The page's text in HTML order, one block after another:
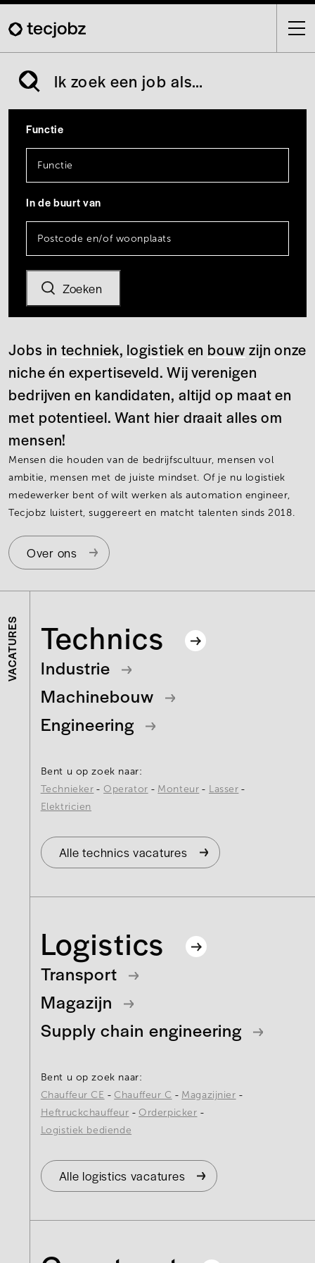
Skip
main
Ik zoek een job als…
Functie
In de buurt van
Zoeken
Jobs intechniek, logistiek en bouw zijn onze
niche én expertiseveld. Wij verenigen
bedrijven en kandidaten, altijd op maat en
met potentieel. Want hier draait alles om
mensen!
Mensen die houden van de bedrijfscultuur, mensen vol
ambitie, mensen met de juiste mindset. Of je nu logistiek
medewerker bent of wilt werken als automation engineer,
Tecjobz luistert, suggereert en matcht talenten sinds 2018.
Over ons
VACATURES Technics
Industrie
Machinebouw
Engineering
Bent u op zoek naar:
Technieker
Operator Monteur
Lasser
Elektricien
Alle technics vacatures
Logistics
Transport
Magazijn
Supply chain engineering
Bent u op zoek naar:
Chauffeur CE
Chauffeur C
Magazijnier
Heftruckchauffeur
Orderpicker
Logistiek bediende
Alle logistics vacatures